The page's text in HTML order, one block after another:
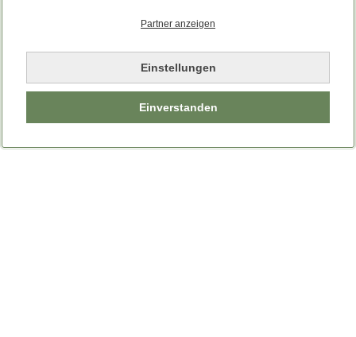
Partner anzeigen
Einstellungen
Einverstanden